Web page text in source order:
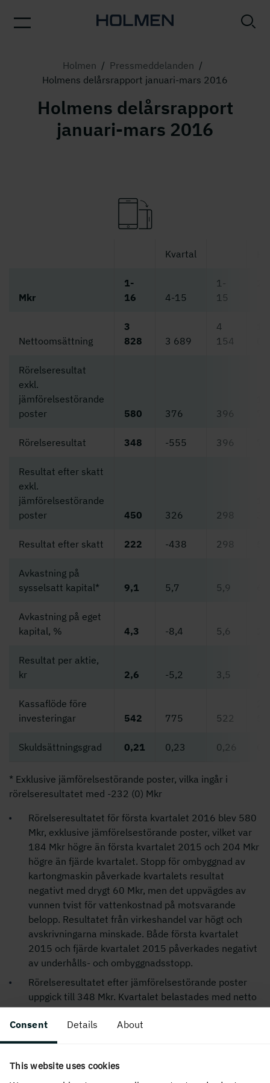
Consent Details About
This website uses cookies
Holmen / Pressmeddelanden /
Holmens delårsrapport januari-mars 2016
Holmens delårsrapport
januari-mars 2016
Kvartal
Mkr
1-
16
4-15
1-
15
Nettoomsättning
3
828
3 689
4
154
Rörelseresultat
exkl.
jämförelsestörande
poster
580 376 396
Rörelseresultat 348 -555 396
Resultat efter skatt
exkl.
jämförelsestörande
poster
450 326 298
Resultat efter skatt 222 -438 298
Avkastning på
sysselsatt kapital*
9,1 5,7 5,9
Avkastning på eget
kapital, %
4,3 -8,4 5,6
Resultat per aktie,
kr
2,6 -5,2 3,5
Kassaflöde före
investeringar
542 775 522
Skuldsättningsgrad 0,21 0,23 0,26
* Exklusive jämförelsestörande poster, vilka ingår i
rörelseresultatet med -232 (0) Mkr
Rörelseresultatet för första kvartalet 2016 blev 580
Mkr, exklusive jämförelsestörande poster, vilket var
184 Mkr högre än första kvartalet 2015 och 204 Mkr
högre än fjärde kvartalet. Stopp för ombyggnad av
kartongmaskin påverkade kvartalets resultat
negativt med drygt 60 Mkr, men det uppvägdes av
vunnen tvist för vattenkostnad på motsvarande
belopp. Resultatet från virkeshandel var högt och
avskrivningarna minskade. Både första kvartalet
2015 och fjärde kvartalet 2015 påverkades negativt
av underhålls- och ombyggnadsstopp.
Rörelseresultatet efter jämförelsestörande poster
uppgick till 348 Mkr. Kvartalet belastades med netto
-232 Mkr i jämförelsestörande poster avseende
försäljning av koncernens spanska verksamhet och
försäkringsersättning för återuppbyggnad efter brand